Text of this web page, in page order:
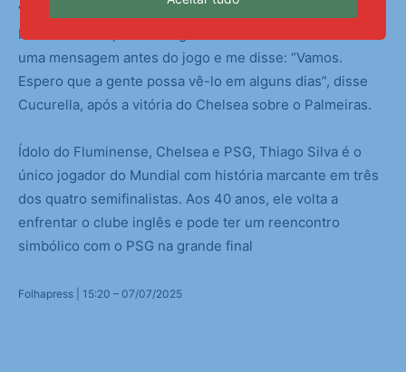
“Eu acho que ele é uma lenda do futebol, um jogador top.
Nós o vemos apenas em grandes clubes. Ele me mandou
uma mensagem antes do jogo e me disse: “Vamos.
Espero que a gente possa vê-lo em alguns dias”, disse
Cucurella, após a vitória do Chelsea sobre o Palmeiras.
Ídolo do Fluminense, Chelsea e PSG, Thiago Silva é o
único jogador do Mundial com história marcante em três
dos quatro semifinalistas. Aos 40 anos, ele volta a
enfrentar o clube inglês e pode ter um reencontro
simbólico com o PSG na grande final
Folhapress | 15:20 – 07/07/2025